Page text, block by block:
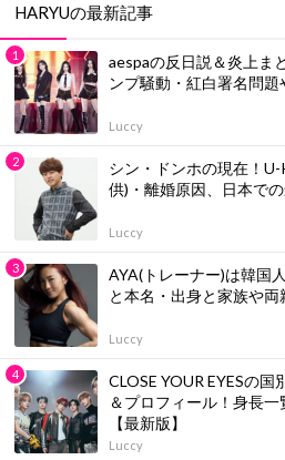
HARYUの最新記事
aespaの反日説＆炎上ま
ンプ騒動・紅白署名問題
Luccy
シン・ドンホの現在！
供)・離婚原因、日本で
Luccy
AYA(トレーナー)は韓国
と本名・出身と家族や両
Luccy
CLOSE YOUR EYESの
＆プロフィール！身長
【最新版】
Luccy